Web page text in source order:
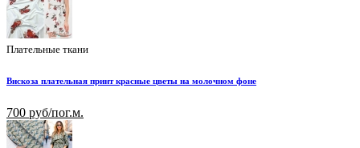
Плательные ткани
Вискоза плательная принт красные цветы на молочном фоне
700 руб/пог.м.